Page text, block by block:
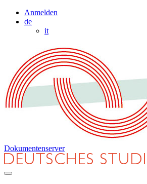
Anmelden
de
it
Dokumentenserver